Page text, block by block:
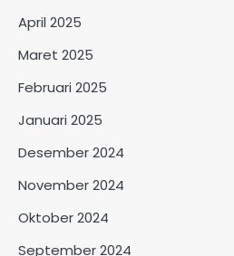
April 2025
Maret 2025
Februari 2025
Januari 2025
Desember 2024
November 2024
Oktober 2024
September 2024